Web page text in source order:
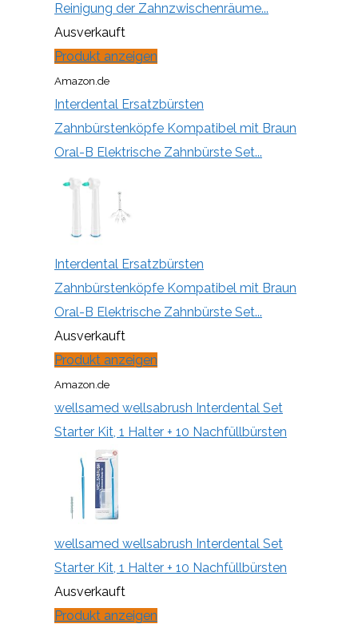
Reinigung der Zahnzwischenräume...
Ausverkauft
Produkt anzeigen
Amazon.de
Interdental Ersatzbürsten
Zahnbürstenköpfe Kompatibel mit Braun
Oral-B Elektrische Zahnbürste Set...
Interdental Ersatzbürsten
Zahnbürstenköpfe Kompatibel mit Braun
Oral-B Elektrische Zahnbürste Set...
Ausverkauft
Produkt anzeigen
Amazon.de
wellsamed wellsabrush Interdental Set
Starter Kit, 1 Halter + 10 Nachfüllbürsten
wellsamed wellsabrush Interdental Set
Starter Kit, 1 Halter + 10 Nachfüllbürsten
Ausverkauft
Produkt anzeigen